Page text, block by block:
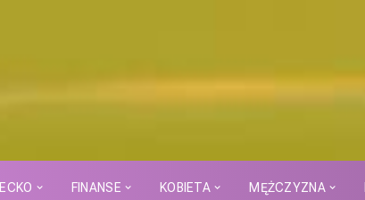
FINANSE KOBIETA MĘŻCZYZNA